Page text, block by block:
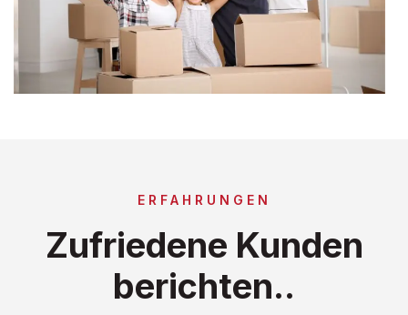
ERFAHRUNGEN
Zufriedene Kunden
berichten..